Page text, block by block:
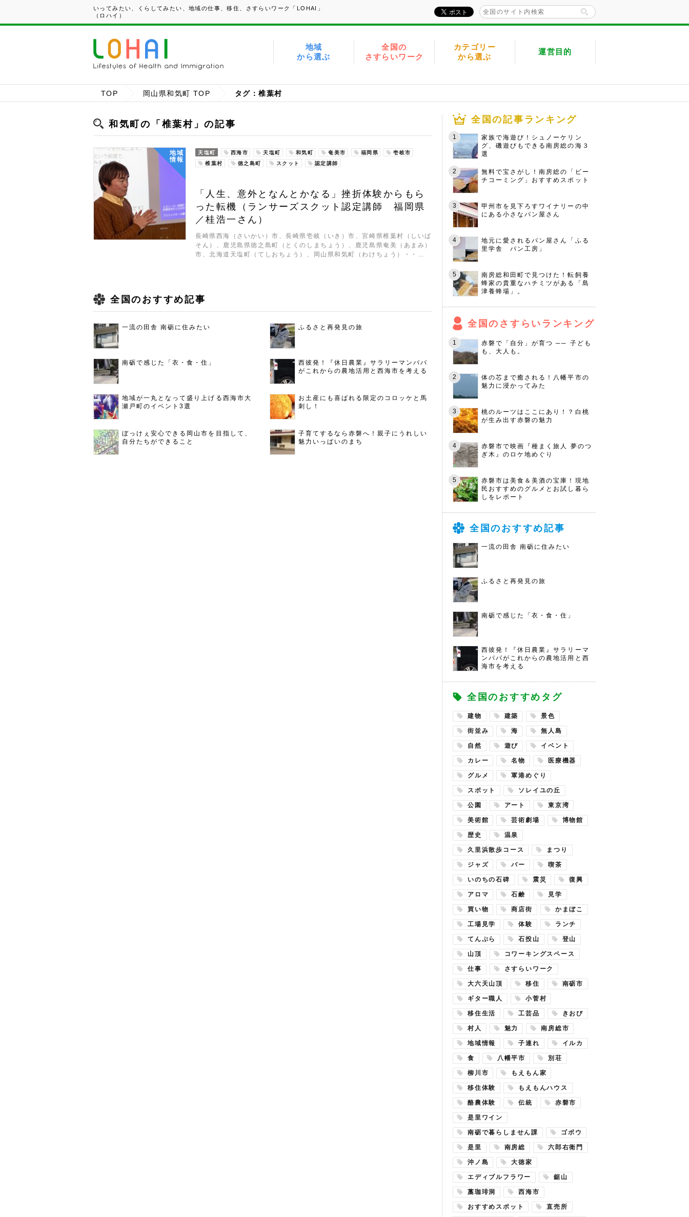
いってみたい、くらしてみたい、地域の仕事、移住、さすらいワーク「LOHAI」
（ロハイ）
地域
から選ぶ
全国の
さすらいワーク
カテゴリー
から選ぶ
運営目的
TOP 岡山県和気町 TOP タグ：椎葉村
和気町の「椎葉村」の記事
地域
情報
天塩町 西海市 天塩町 和気町 奄美市 福岡県
壱岐市
椎葉村
徳之島町 スクット 認定講師
「人生、意外となんとかなる」挫折体験からもら
った転機（ランサーズスクット認定講師 福岡県
／桂浩一さん）
長崎県西海（さいかい）市、長崎県壱岐（いき）市、宮崎県椎葉村（しいば
そん）、鹿児島県徳之島町（とくのしまちょう）、鹿児島県奄美（あまみ）
市、北海道天塩町（てしおちょう）、岡山県和気町（わけちょう）・・…
全国のおすすめ記事
一流の田舎 南砺に住みたい ふるさと再発見の旅
南砺で感じた「衣・食・住」
西彼発！『休日農業』サラリーマンパパ
がこれからの農地活用と西海市を考える
地域が一丸となって盛り上げる西海市大
瀬戸町のイベント3選
お土産にも喜ばれる限定のコロッケと馬
刺し！
ぼっけぇ安心できる岡山市を目指して、
自分たちができること
子育てするなら赤磐へ！親子にうれしい
魅力いっぱいのまち
全国の記事ランキング
家族で海遊び！シュノーケリン
グ、磯遊びもできる南房総の海３
選
無料で宝さがし！南房総の「ビー
チコーミング」おすすめスポット
甲州市を見下ろすワイナリーの中
にある小さなパン屋さん
地元に愛されるパン屋さん「ふる
里学舎 パン工房」
南房総和田町で見つけた！転飼養
蜂家の貴重なハチミツがある「島
津養蜂場」。
全国のさすらいランキング
赤磐で「自分」が育つ ── 子ども
も、大人も。
体の芯まで癒される！八幡平市の
魅力に浸かってみた
桃のルーツはここにあり！？白桃
が生み出す赤磐の魅力
赤磐市で映画『種まく旅人 夢のつ
ぎ木』のロケ地めぐり
赤磐市は美食＆美酒の宝庫！現地
民おすすめのグルメとお試し暮ら
しをレポート
全国のおすすめ記事
一流の田舎 南砺に住みたい
ふるさと再発見の旅
南砺で感じた「衣・食・住」
西彼発！『休日農業』サラリーマ
ンパパがこれからの農地活用と西
海市を考える
全国のおすすめタグ
建物 建築 景色
街並み 海 無人島
自然 遊び イベント
カレー 名物 医療機器
グルメ 軍港めぐり
スポット ソレイユの丘
公園 アート 東京湾
美術館 芸術劇場 博物館
歴史 温泉
久里浜散歩コース まつり
ジャズ バー 喫茶
いのちの石碑 震災 復興
アロマ 石鹸 見学
買い物 商店街 かまぼこ
工場見学 体験 ランチ
てんぷら 石投山 登山
山頂 コワーキングスペース
仕事 さすらいワーク
大六天山頂 移住 南砺市
ギター職人 小菅村
移住生活 工芸品 きおび
村人 魅力 南房総市
地域情報 子連れ イルカ
食 八幡平市 別荘
柳川市 もえもん家
移住体験 もえもんハウス
酪農体験 伝統 赤磐市
是里ワイン
南砺で暮らしません課 ゴボウ
是里 南房総 六郎右衛門
沖ノ島 大徳家
エディブルフラワー 鋸山
藁珈琲洞 西海市
おすすめスポット 直売所